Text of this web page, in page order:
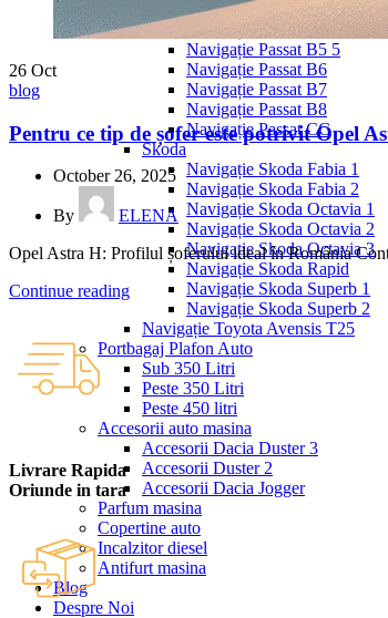
Navigație Passat B5
Navigație Passat B5 5
Navigație Passat B6
Navigație Passat B7
Navigație Passat B8
Navigație Passat CC
Skoda
Navigație Skoda Fabia 1
Navigație Skoda Fabia 2
Navigație Skoda Octavia 1
Navigație Skoda Octavia 2
Navigație Skoda Octavia 3
Navigație Skoda Rapid
Navigație Skoda Superb 1
Navigație Skoda Superb 2
Navigație Toyota Avensis T25
Portbagaj Plafon Auto
Sub 350 Litri
Peste 350 Litri
Peste 450 litri
Accesorii auto masina
Accesorii Dacia Duster 3
Accesorii Duster 2
Accesorii Dacia Jogger
Parfum masina
Copertine auto
Incalzitor diesel
Antifurt masina
Blog
Despre Noi
26 Oct
blog
Pentru ce tip de șofer este potrivit Opel
October 26, 2025
By
ELENA
Opel Astra H: Profilul șoferului ideal în România
Continue reading
Livrare Rapida
Oriunde in tara